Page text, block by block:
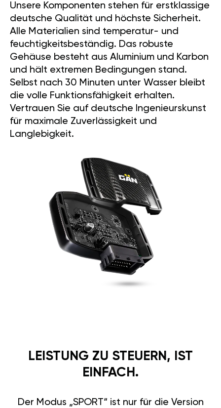
Unsere Komponenten stehen für erstklassige
deutsche Qualität und höchste Sicherheit.
Alle Materialien sind temperatur- und
feuchtigkeitsbeständig. Das robuste
Gehäuse besteht aus Aluminium und Karbon
und hält extremen Bedingungen stand.
Selbst nach 30 Minuten unter Wasser bleibt
die volle Funktionsfähigkeit erhalten.
Vertrauen Sie auf deutsche Ingenieurskunst
für maximale Zuverlässigkeit und
Langlebigkeit.
LEISTUNG ZU STEUERN, IST
EINFACH.
Der Modus „SPORT“ ist nur für die Version